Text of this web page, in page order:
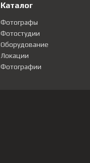
Каталог
Фотографы
Фотостудии
Оборудование
Локации
Фотографии